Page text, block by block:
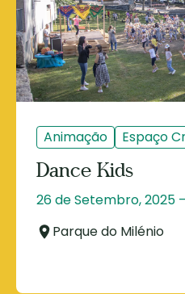
Animação Espaço
Dance Kids
26 de Setembro, 2025
Parque do Milénio